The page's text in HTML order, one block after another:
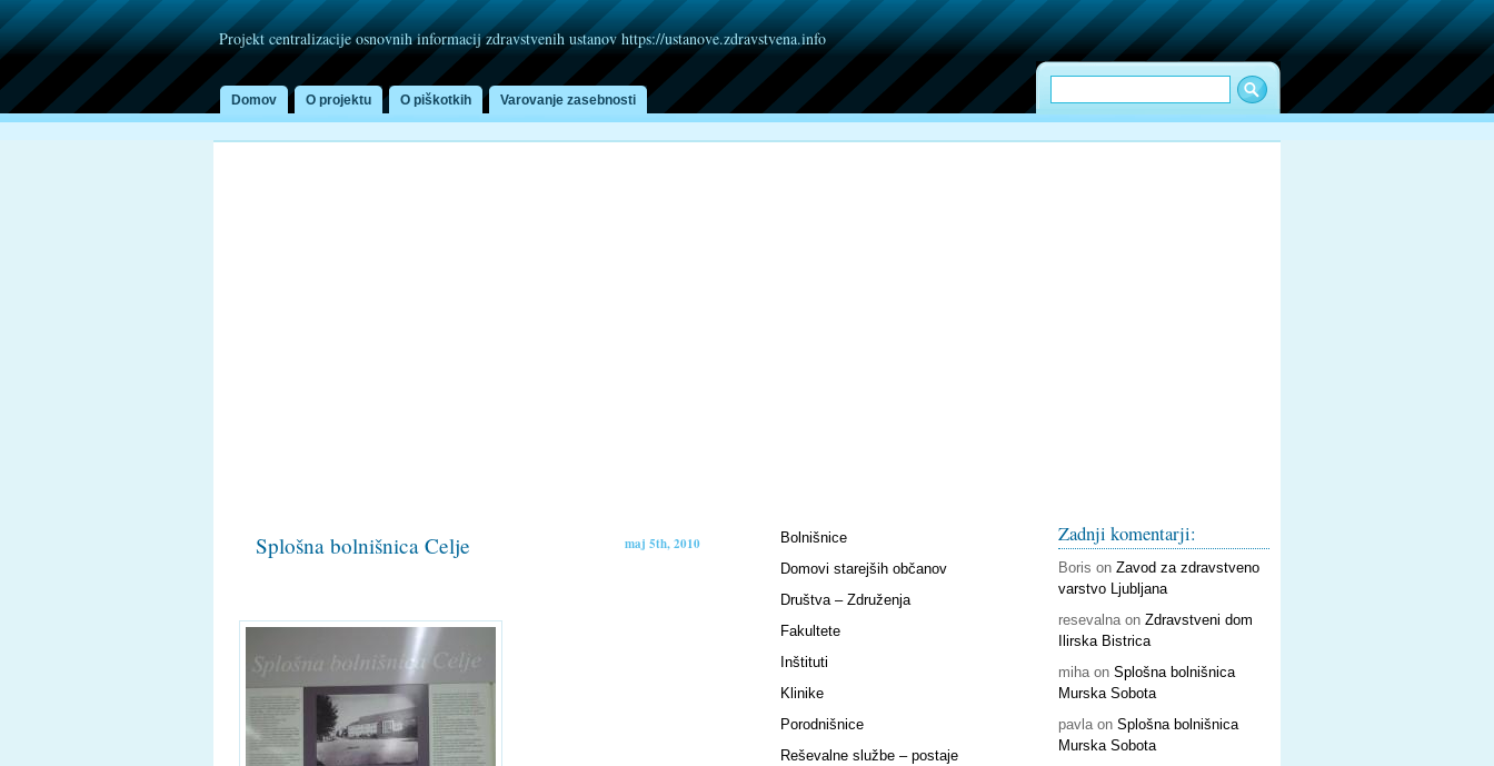
Projekt centralizacije osnovnih informacij zdravstvenih ustanov https://ustanove.zdravstvena.info
Domov O projektu O piškotkih Varovanje zasebnosti
maj 5th, 2010
Splošna bolnišnica Celje Zadnji komentarji:
Boris on Zavod za zdravstveno
varstvo Ljubljana
resevalnaon Zdravstveni dom
Ilirska Bistrica
mihaon Splošna bolnišnica
Murska Sobota
pavlaon Splošna bolnišnica
Murska Sobota
Bolnišnice
Domovi starejših občanov
Društva – Združenja
Fakultete
Inštituti
Klinike
Porodnišnice
Reševalne službe – postaje